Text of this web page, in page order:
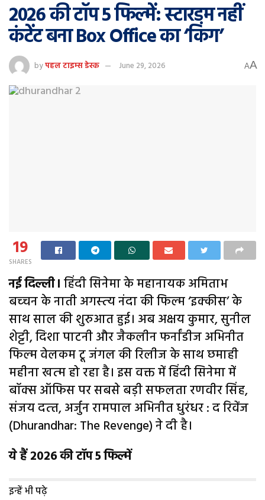
2026 की टॉप 5 फिल्में: स्टारडम नहीं
कंटेंट बना Box Office का ‘किंग’
byपहल टाइम्स डेस्क June 29, 2026 AA
19
SHARES
नई दिल्ली। हिंदी सिनेमा के महानायक अमिताभ
बच्‍चन के नाती अगस्‍त्‍य नंदा की फिल्‍म ‘इक्‍कीस’ के
साथ साल की शुरुआत हुई। अब अक्षय कुमार, सुनील
शेट्टी, दिशा पाटनी और जैकलीन फर्नांडीज अभिनीत
फिल्‍म वेलकम टू जंगल की रिलीज के साथ छमाही
महीना खत्‍म हो रहा है। इस वक्त में हिंदी सिनेमा में
बॉक्स ऑफिस पर सबसे बड़ी सफलता रणवीर सिंह,
संजय दत्‍त, अर्जुन रामपाल अभिनीत धुरंधर : द रिवेंज
(Dhurandhar: The Revenge) ने दी है।
ये हैं 2026 की टॉप 5 फिल्में
इन्हें भी पढ़े